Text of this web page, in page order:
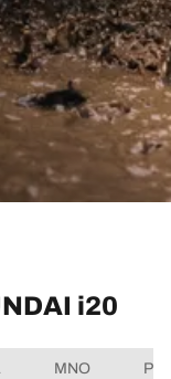
i20
MNO